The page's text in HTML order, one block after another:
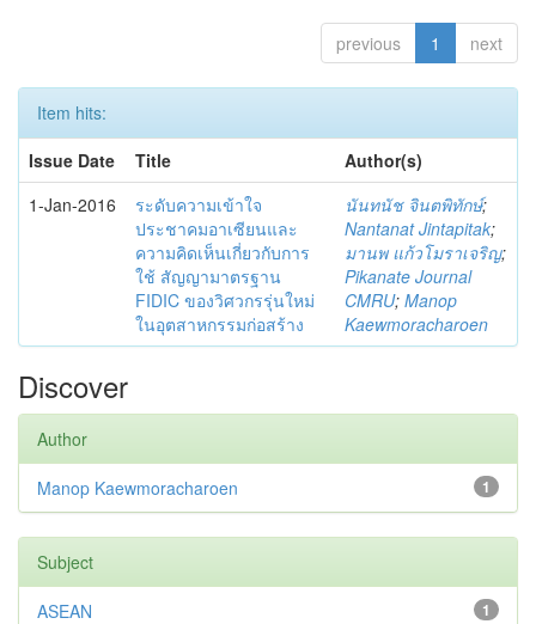
previous 1 next
Item hits:
Issue Date
Title
Author(s)
1-Jan-2016
ระดับความเข้าใจ
ประชาคมอาเซียนและ
ความคิดเห็นเกี่ยวกับการ
ใช้ สัญญามาตรฐาน
FIDIC ของวิศวกรรุ่นใหม่
ในอุตสาหกรรมก่อสร้าง
นันทนัช จินตพิทักษ์;
Nantanat Jintapitak;
มานพ แก้วโมราเจริญ;
Pikanate Journal
CMRU; Manop
Kaewmoracharoen
Discover
Author
1
Manop Kaewmoracharoen
Subject
1
ASEAN